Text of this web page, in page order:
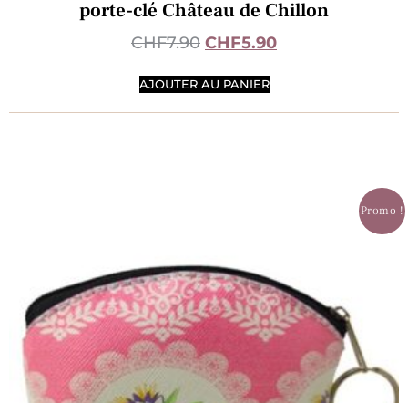
porte-clé Château de Chillon
CHF7.90 CHF5.90
AJOUTER AU PANIER
Promo !